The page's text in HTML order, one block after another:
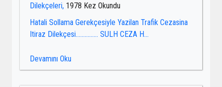
Dilekçeleri, 1978 Kez Okundu
Hatali Sollama Gerekçesiyle Yazilan Trafik Cezasina
Itiraz Dilekçesi…………… SULH CEZA H...
Devamını Oku